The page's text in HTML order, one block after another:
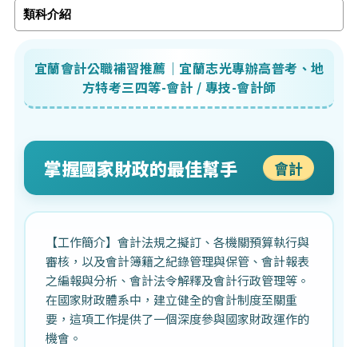
類科介紹
宜蘭會計公職補習推薦｜宜蘭志光專辦高普考、地
方特考三四等-會計 / 專技-會計師
掌握國家財政的最佳幫手 會計
【工作簡介】會計法規之擬訂、各機關預算執行與
審核，以及會計簿籍之紀錄管理與保管、會計報表
之編報與分析、會計法令解釋及會計行政管理等。
在國家財政體系中，建立健全的會計制度至關重
要，這項工作提供了一個深度參與國家財政運作的
機會。